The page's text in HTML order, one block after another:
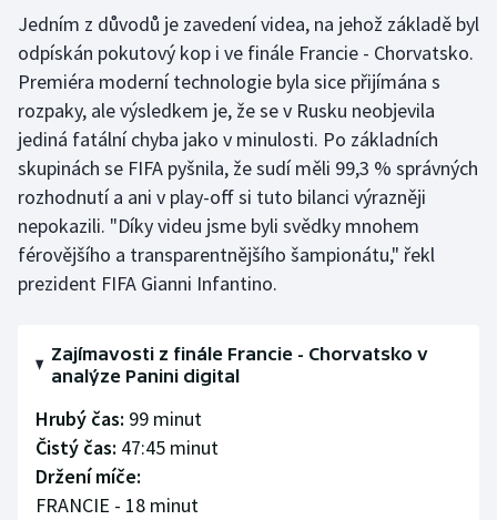
Gymnastika
Házená
Jezdectví
Judo
Krasobruslení
Lezení
Moderní pětiboj
Motorsport
Jedním z důvodů je zavedení videa, na jehož základě byl
odpískán pokutový kop i ve finále Francie - Chorvatsko.
Premiéra moderní technologie byla sice přijímána s
rozpaky, ale výsledkem je, že se v Rusku neobjevila
jediná fatální chyba jako v minulosti. Po základních
skupinách se FIFA pyšnila, že sudí měli 99,3 % správných
rozhodnutí a ani v play-off si tuto bilanci výrazněji
nepokazili. "Díky videu jsme byli svědky mnohem
férovějšího a transparentnějšího šampionátu," řekl
prezident FIFA Gianni Infantino.
Zajímavosti z finále Francie - Chorvatsko v
analýze Panini digital
Hrubý čas: 99 minut
Čistý čas: 47:45 minut
Držení míče:
FRANCIE - 18 minut